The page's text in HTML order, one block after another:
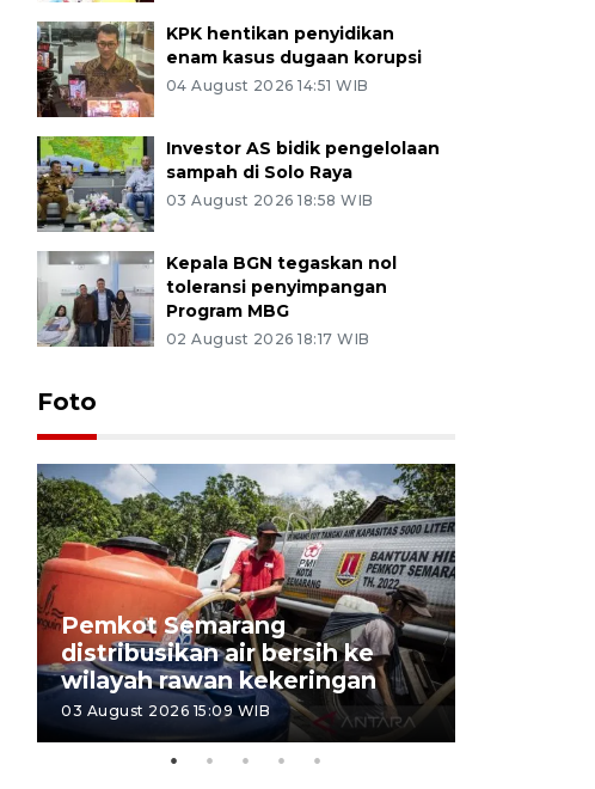
KPK hentikan penyidikan
enam kasus dugaan korupsi
04 August 2026 14:51 WIB
Investor AS bidik pengelolaan
sampah di Solo Raya
03 August 2026 18:58 WIB
Kepala BGN tegaskan nol
toleransi penyimpangan
Program MBG
02 August 2026 18:17 WIB
Foto
Pemkot Semarang
distribusikan air bersih ke
wilayah rawan kekeringan
03 August 2026 15:09 WIB